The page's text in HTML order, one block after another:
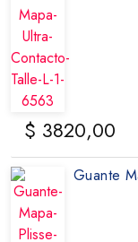
$ 3820,00
Guante